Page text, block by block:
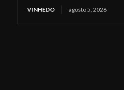
VINHEDO agosto 5, 2026